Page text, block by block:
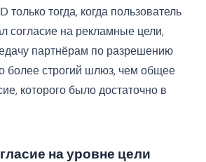
только тогда, когда пользователь
согласие на рекламные цели,
партнёрам по разрешению
более строгий шлюз, чем общее
которого было достаточно в
на уровне цели